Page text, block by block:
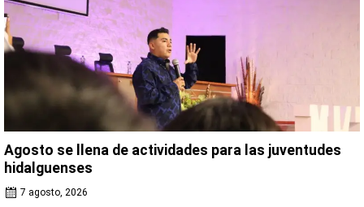
Agosto se llena de actividades para las juventudes
hidalguenses
7 agosto, 2026